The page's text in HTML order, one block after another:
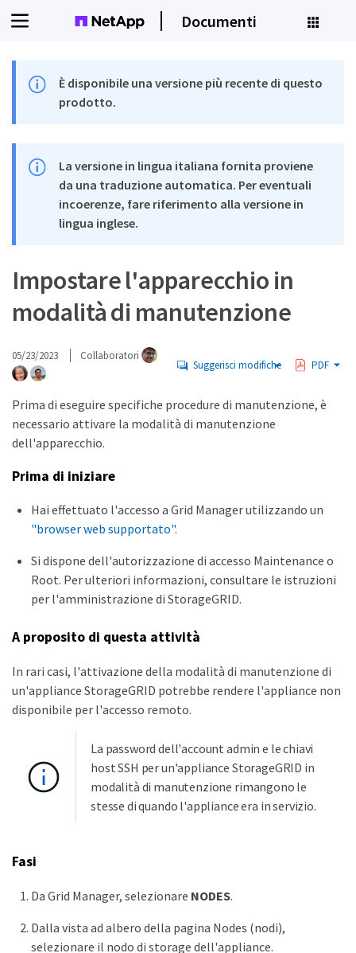
Documenti
È disponibile una versione più recente di questo
prodotto.
La versione in lingua italiana fornita proviene
da una traduzione automatica. Per eventuali
incoerenze, fare riferimento alla versione in
lingua inglese.
Impostare l'apparecchio in
modalità di manutenzione
05/23/2023 Collaboratori
Suggerisci modifiche PDF
Prima di eseguire specifiche procedure di manutenzione, è
necessario attivare la modalità di manutenzione
dell'apparecchio.
Prima di iniziare
Hai effettuato l'accesso a Grid Manager utilizzando un
"browser web supportato".
Si dispone dell'autorizzazione di accesso Maintenance o
Root. Per ulteriori informazioni, consultare le istruzioni
per l'amministrazione di StorageGRID.
A proposito di questa attività
In rari casi, l'attivazione della modalità di manutenzione di
un'appliance StorageGRID potrebbe rendere l'appliance non
disponibile per l'accesso remoto.
La password dell'account admin e le chiavi
host SSH per un'appliance StorageGRID in
modalità di manutenzione rimangono le
stesse di quando l'appliance era in servizio.
Fasi
Da Grid Manager, selezionare NODES.
Dalla vista ad albero della pagina Nodes (nodi),
selezionare il nodo di storage dell'appliance.